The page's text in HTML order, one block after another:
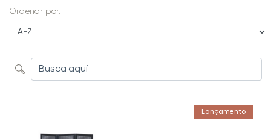
Ordenar por:
Lançamento